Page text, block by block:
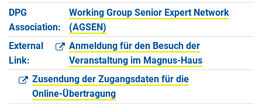
DPG
Association:
Working Group Senior Expert Network
(AGSEN)
External
Link:
Anmeldung für den Besuch der
Veranstaltung im Magnus-Haus
Zusendung der Zugangsdaten für die
Online-Übertragung